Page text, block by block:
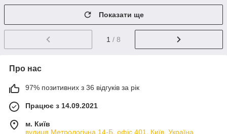
Показати ще
1 / 8
Про нас
97% позитивних з 36 відгуків за рік
Працює з 14.09.2021
м. Київ
вулиця Метрологічна 14-Б, офіс 401, Київ, Україна